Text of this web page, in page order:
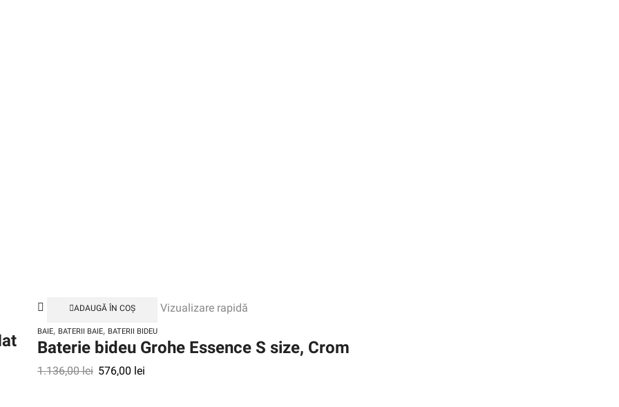
ADAUGĂ ÎN COȘ Vizualizare rapidă
BAIE, BATERII BAIE, BATERII BIDEU
Baterie bideu Grohe Essence S size, Crom
1.136,00lei 576,00 lei